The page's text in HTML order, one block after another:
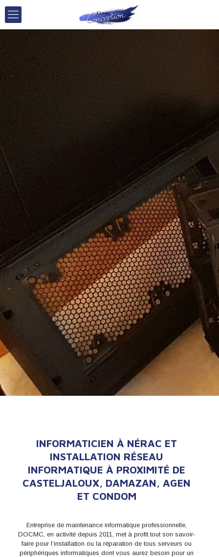
INFORMATICIEN À NÉRAC ET
INSTALLATION RÉSEAU
INFORMATIQUE À PROXIMITÉ DE
CASTELJALOUX, DAMAZAN, AGEN
ET CONDOM
Entreprise de maintenance informatique professionnelle,
DOCMC, en activité depuis 2011, met à profit tout son savoir-
faire pour l’installation ou la réparation de tous serveurs ou
périphériques informatiques dont vous aurez besoin pour un